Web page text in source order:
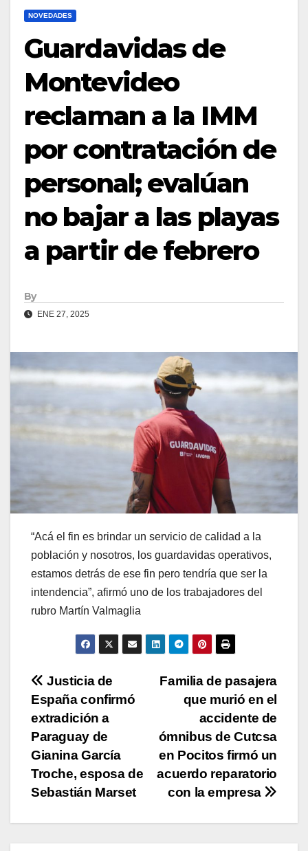
NOVEDADES
Guardavidas de
Montevideo
reclaman a la IMM
por contratación de
personal; evalúan
no bajar a las playas
a partir de febrero
By
ENE 27, 2025
“Acá el fin es brindar un servicio de calidad a la
población y nosotros, los guardavidas operativos,
estamos detrás de ese fin pero tendría que ser la
intendencia”, afirmó uno de los trabajadores del
rubro Martín Valmaglia
Navegación
de
entradas
Familia de pasajera
que murió en el
accidente de
ómnibus de Cutcsa
en Pocitos firmó un
acuerdo reparatorio
con la empresa
Justicia de
España confirmó
extradición a
Paraguay de
Gianina García
Troche, esposa de
Sebastián Marset